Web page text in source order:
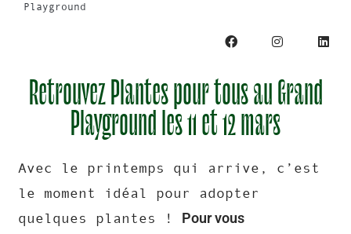
Playground
Retrouvez Plantes pour tous au Grand
Playground les 11 et 12 mars
Avec le printemps qui arrive, c’est
le moment idéal pour adopter
quelques plantes ! Pour vous